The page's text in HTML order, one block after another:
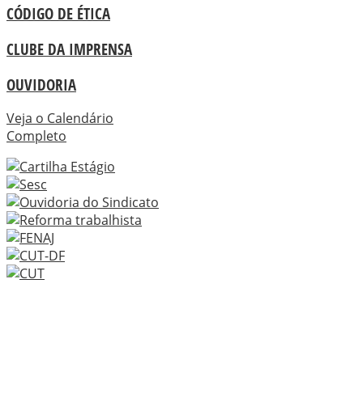
CÓDIGO DE ÉTICA
CLUBE DA IMPRENSA
OUVIDORIA
Veja o Calendário
Completo